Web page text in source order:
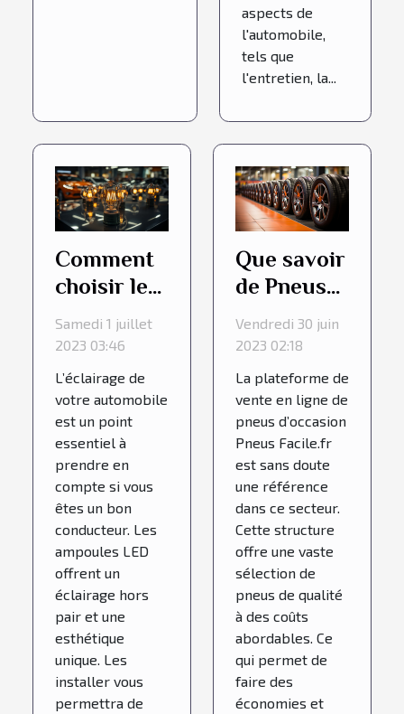
aspects de
l'automobile,
tels que
l'entretien, la...
Comment
choisir les
ampoules
LED pour
votre
véhicule ?
Samedi 1 juillet
2023 03:46
L’éclairage de
votre automobile
est un point
essentiel à
prendre en
compte si vous
êtes un bon
conducteur. Les
ampoules LED
offrent un
éclairage hors
pair et une
esthétique
unique. Les
installer vous
permettra de
Que savoir
de Pneus
Facile.fr, la
référence
des pneus
occasion ?
Vendredi 30 juin
2023 02:18
La plateforme de
vente en ligne de
pneus d’occasion
Pneus Facile.fr
est sans doute
une référence
dans ce secteur.
Cette structure
offre une vaste
sélection de
pneus de qualité
à des coûts
abordables. Ce
qui permet de
faire des
économies et